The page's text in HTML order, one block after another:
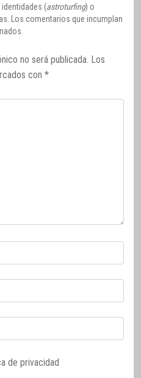
(astroturfing) o
Los comentarios que incumplan
no será publicada. Los
con *
de privacidad